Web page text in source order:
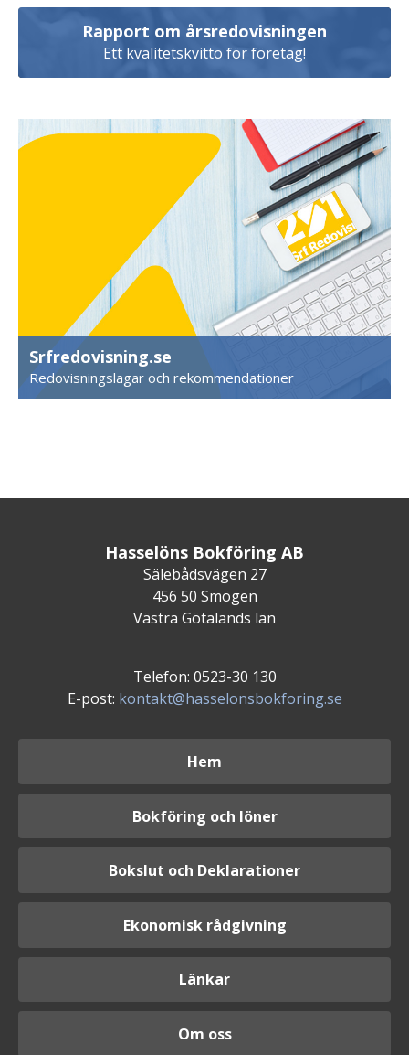
Rapport om årsredovisningen
Ett kvalitetskvitto för företag!
Srfredovisning.se
Redovisningslagar och rekommendationer
Hasselöns Bokföring AB
Sälebådsvägen 27
456 50 Smögen
Västra Götalands län
Telefon: 0523-30 130
E-post: kontakt@hasselonsbokforing.se
Hem
Bokföring och löner
Bokslut och Deklarationer
Ekonomisk rådgivning
Länkar
Om oss